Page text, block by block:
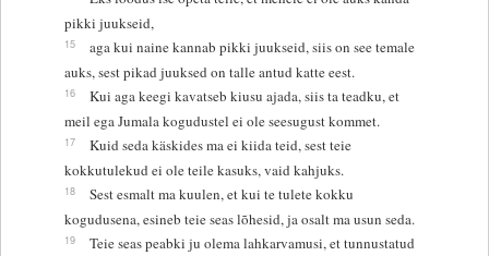
pikki juukseid,
15
aga kui naine kannab pikki juukseid, siis on see temale
auks, sest pikad juuksed on talle antud katte eest.
16
Kui aga keegi kavatseb kiusu ajada, siis ta teadku, et
meil ega Jumala kogudustel ei ole seesugust kommet.
17
Kuid seda käskides ma ei kiida teid, sest teie
kokkutulekud ei ole teile kasuks, vaid kahjuks.
18
Sest esmalt ma kuulen, et kui te tulete kokku
kogudusena, esineb teie seas lõhesid, ja osalt ma usun seda.
19
Teie seas peabki ju olema lahkarvamusi, et tunnustatud